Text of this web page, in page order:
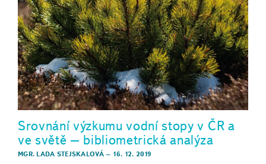
Srovnání výzkumu vodní stopy v ČR a
ve světě – bibliometrická analýza
MGR. LADA STEJSKALOVÁ– 16. 12. 2019